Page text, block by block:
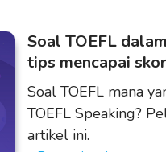
Soal TOEFL
tips mencapai
Soal TOEFL mana
TOEFL Speaking?
artikel ini.